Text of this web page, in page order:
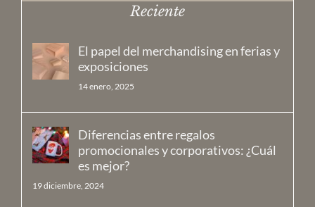
Reciente
El papel del merchandising en ferias y
exposiciones
14 enero, 2025
Diferencias entre regalos
promocionales y corporativos: ¿Cuál
es mejor?
19 diciembre, 2024